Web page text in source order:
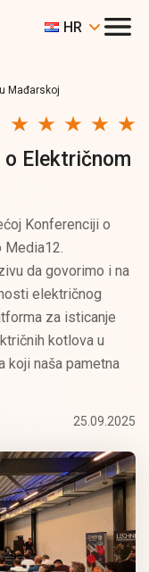
HR
Mađarskoj
Električnom
Konferenciji o
Media12.
da govorimo i na
električnog
za isticanje
kotlova u
koji naša pametna
25.09.2025